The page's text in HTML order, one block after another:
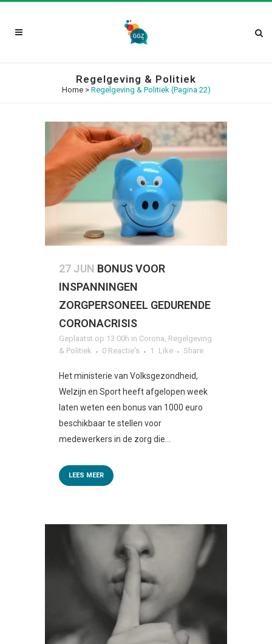
Regelgeving & Politiek
Home> Regelgeving & Politiek(Pagina 22)
27 JUN BONUS VOOR
INSPANNINGEN
ZORGPERSONEEL GEDURENDE
CORONACRISIS
Geplaatst op 13:00h in Corona, Regelgeving
& Politiek
0 Reactie's 1 Like Share
Het ministerie van Volksgezondheid,
Welzijn en Sport heeft afgelopen week
laten weten een bonus van 1000 euro
beschikbaar te stellen voor
medewerkers in de zorg die...
LEES MEER